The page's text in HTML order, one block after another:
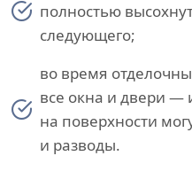
полностью
следующего;
во время
все окна и двери —
на поверхности
и разводы.